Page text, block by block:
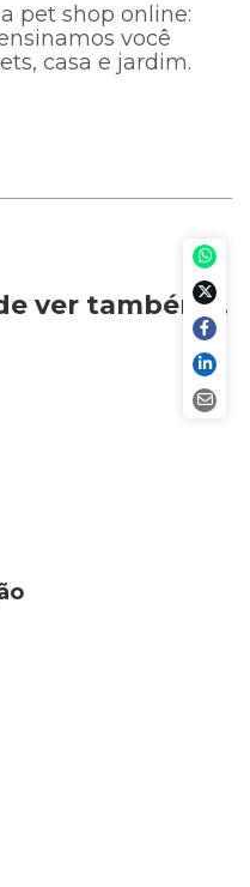
pet shop online:
você
casa e jardim.
ver também…